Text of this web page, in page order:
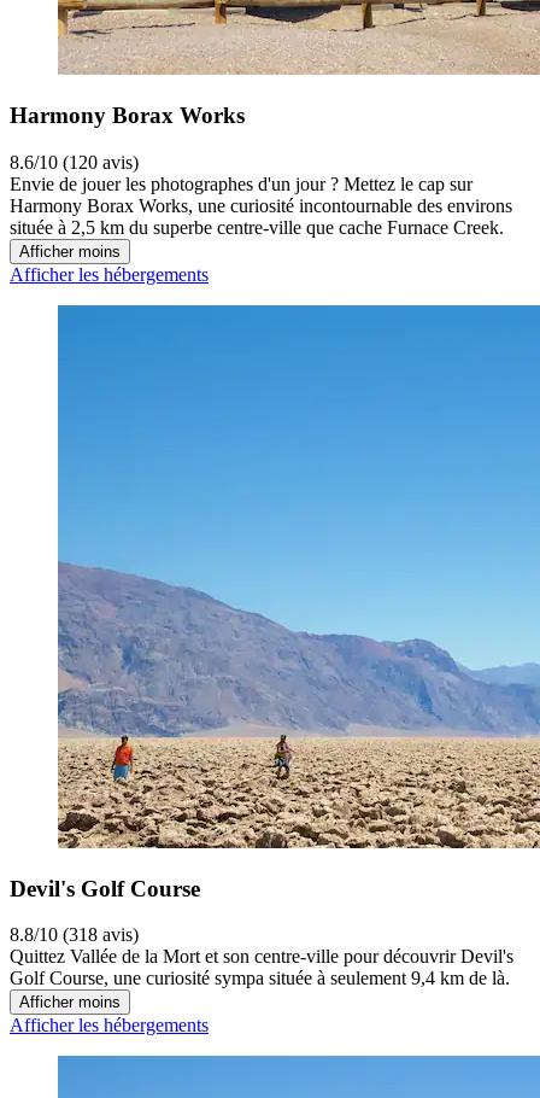
Harmony Borax Works
8.6/10 (120 avis)
Envie de jouer les photographes d'un jour ? Mettez le cap sur
Harmony Borax Works, une curiosité incontournable des environs
située à 2,5 km du superbe centre-ville que cache Furnace Creek.
Afficher moins
Afficher les hébergements
Devil's Golf Course
8.8/10 (318 avis)
Quittez Vallée de la Mort et son centre-ville pour découvrir Devil's
Golf Course, une curiosité sympa située à seulement 9,4 km de là.
Afficher moins
Afficher les hébergements